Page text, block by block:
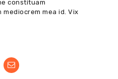
constituam
mea id. Vix